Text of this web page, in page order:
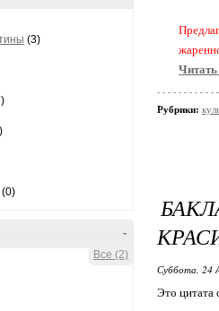
(3)
(0)
-
Все (2)
Читать
Рубрики:
Суббота, 24
Это цитата